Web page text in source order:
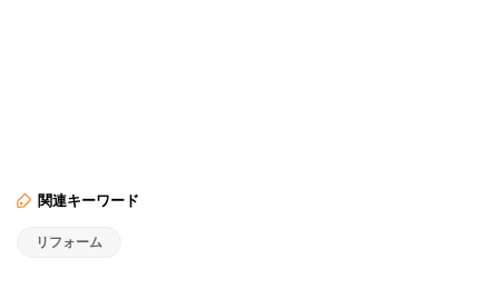
関連キーワード
リフォーム